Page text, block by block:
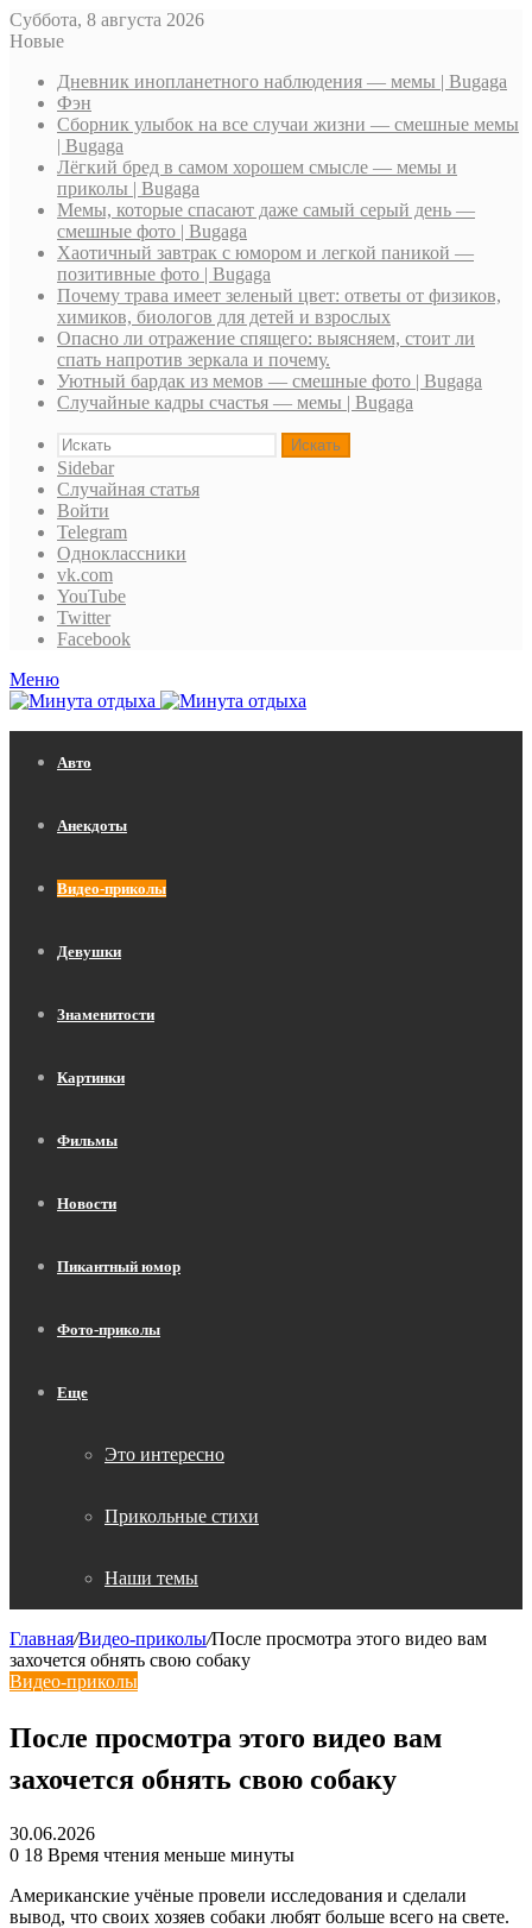
Суббота, 8 августа 2026
Новые
Дневник инопланетного наблюдения — мемы | Bugaga
Фэн
Сборник улыбок на все случаи жизни — смешные мемы
| Bugaga
Лёгкий бред в самом хорошем смысле — мемы и
приколы | Bugaga
Мемы, которые спасают даже самый серый день —
смешные фото | Bugaga
Хаотичный завтрак с юмором и легкой паникой —
позитивные фото | Bugaga
Почему трава имеет зеленый цвет: ответы от физиков,
химиков, биологов для детей и взрослых
Опасно ли отражение спящего: выясняем, стоит ли
спать напротив зеркала и почему.
Уютный бардак из мемов — смешные фото | Bugaga
Случайные кадры счастья — мемы | Bugaga
Искать
Sidebar
Случайная статья
Войти
Telegram
Одноклассники
vk.com
YouTube
Twitter
Facebook
Меню
Авто
Анекдоты
Видео-приколы
Девушки
Знаменитости
Картинки
Фильмы
Новости
Пикантный юмор
Фото-приколы
Еще
Это интересно
Прикольные стихи
Наши темы
Главная/Видео-приколы/После просмотра этого видео вам
захочется обнять свою собаку
Видео-приколы
После просмотра этого видео вам
захочется обнять свою собаку
30.06.2026
0 18 Время чтения меньше минуты
Американские учёные провели исследования и сделали
вывод, что своих хозяев собаки любят больше всего на свете.